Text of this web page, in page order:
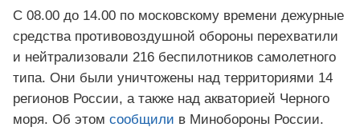
С 08.00 до 14.00 по московскому времени дежурные
средства противовоздушной обороны перехватили
и нейтрализовали 216 беспилотников самолетного
типа. Они были уничтожены над территориями 14
регионов России, а также над акваторией Черного
моря. Об этом сообщили в Минобороны России.